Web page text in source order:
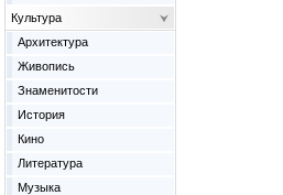
Культура
Архитектура
Живопись
Знаменитости
История
Кино
Литература
Музыка